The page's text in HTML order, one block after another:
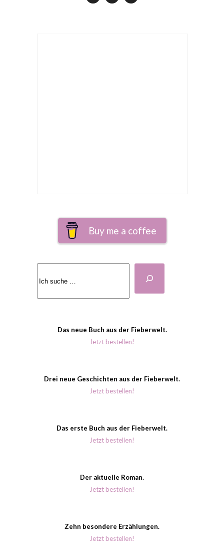
Buy me a coffee
Das neue Buch aus der Fieberwelt.
Jetzt bestellen!
Drei neue Geschichten aus der Fieberwelt.
Jetzt bestellen!
Das erste Buch aus der Fieberwelt.
Jetzt bestellen!
Der aktuelle Roman.
Jetzt bestellen!
Zehn besondere Erzählungen.
Jetzt bestellen!